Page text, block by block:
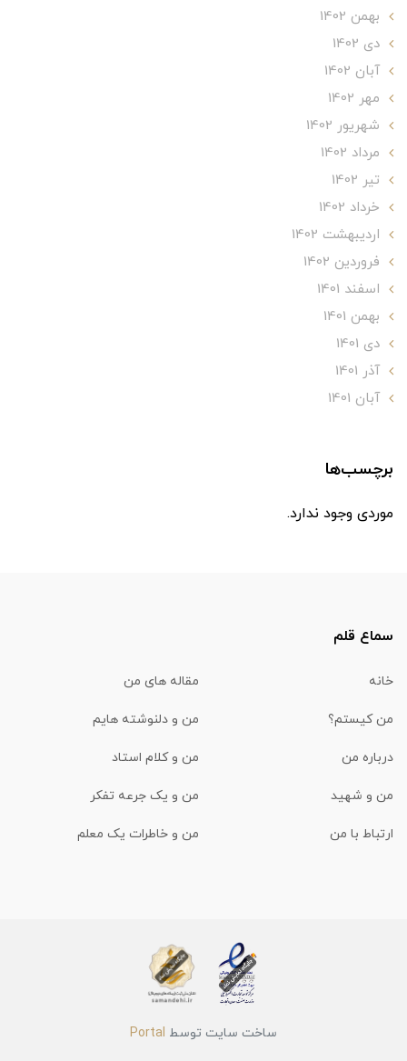
بهمن 1402
دی 1402
آبان 1402
مهر 1402
شهریور 1402
مرداد 1402
تير 1402
خرداد 1402
ارديبهشت 1402
فروردین 1402
اسفند 1401
بهمن 1401
دی 1401
آذر 1401
آبان 1401
برچسب‌ها
موردی وجود ندارد.
سماع قلم
خانه مقاله های من
من کیستم؟ من و دلنوشته هایم
درباره من من و کلام استاد
من و شهید من و یک جرعه تفکر
ارتباط با من من و خاطرات یک معلم
ساخت سایت توسط Portal